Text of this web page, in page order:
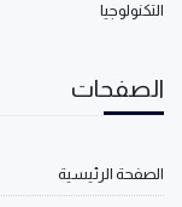
التكنولوجيا
الصفحات
الصفحة الرئيسية